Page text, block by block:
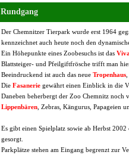
Rundgang
Der Chemnitzer Tierpark wurde erst 1964
kennzeichnet auch heute noch den
Ein Höhepunkte eines Zoobesuchs ist das
Blattsteiger- und Pfeilgiftfrösche trifft man
Beeindruckend ist auch das neue Tropenhaus,
Die Fasaneriegewährt einen Einblick in die
Daneben beherbergt der Zoo Chemnitz noch
Lippenbären, Zebras, Kängurus, Papageien
Es gibt einen Spielplatz sowie ab Herbst
gesorgt.
Parkplätze stehen am Eingang begrenzt zur